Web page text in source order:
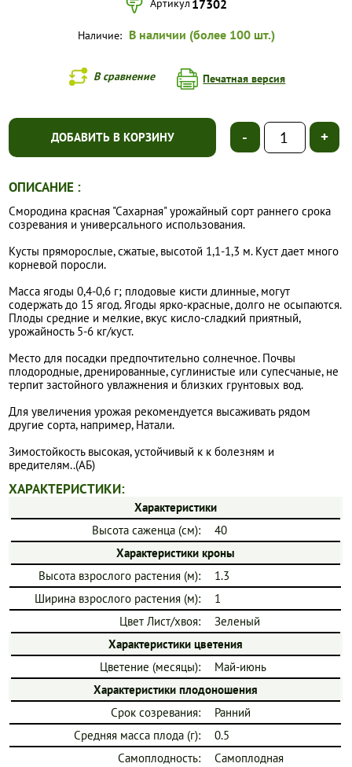
Артикул 17302
Наличие: В наличии (более 100 шт.)
В сравнение Печатная версия
ДОБАВИТЬ В КОРЗИНУ - +
ОПИСАНИЕ :
Смородина красная "Сахарная" урожайный сорт раннего срока
созревания и универсального использования.
Кусты пряморослые, сжатые, высотой 1,1-1,3 м. Куст дает много
корневой поросли.
Масса ягоды 0,4-0,6 г; плодовые кисти длинные, могут
содержать до 15 ягод. Ягоды ярко-красные, долго не осыпаются.
Плоды средние и мелкие, вкус кисло-сладкий приятный,
урожайность 5-6 кг/куст.
Место для посадки предпочтительно солнечное. Почвы
плодородные, дренированные, суглинистые или супесчаные, не
терпит застойного увлажнения и близких грунтовых вод.
Для увеличения урожая рекомендуется высаживать рядом
другие сорта, например, Натали.
Зимостойкость высокая, устойчивый к к болезням и
вредителям..(АБ)
ХАРАКТЕРИСТИКИ:
Характеристики
Высота саженца (см):
40
Характеристики кроны
Высота взрослого растения (м):
1.3
Ширина взрослого растения (м):
1
Цвет Лист/хвоя:
Зеленый
Характеристики цветения
Цветение (месяцы):
Май-июнь
Характеристики плодоношения
Срок созревания:
Ранний
Средняя масса плода (г):
0.5
Самоплодность:
Самоплодная